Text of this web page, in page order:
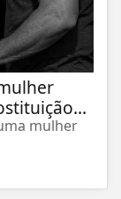
mulher